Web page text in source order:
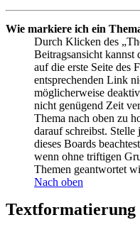
Wie markiere ich ein
Durch Klicken des
Beitragsansicht kannst
auf die erste Seite des
entsprechenden Link
möglicherweise
nicht genügend Zeit
Thema nach oben zu
darauf schreibst. Stelle
dieses Boards
wenn ohne triftigen
Themen geantwortet
Nach oben
Textformatierung